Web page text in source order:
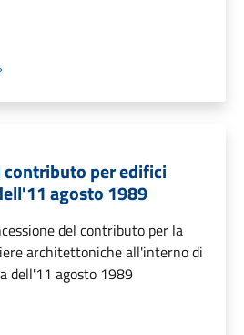
contributo per edifici
agosto 1989
del contributo per la
architettoniche all'interno di
dell'11 agosto 1989